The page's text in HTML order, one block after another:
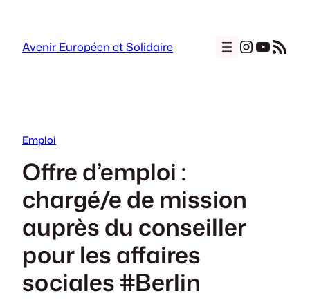
contenu
Avenir Européen et Solidaire Flux RSS
Emploi
Offre d’emploi :
chargé/e de mission
auprès du conseiller
pour les affaires
sociales #Berlin